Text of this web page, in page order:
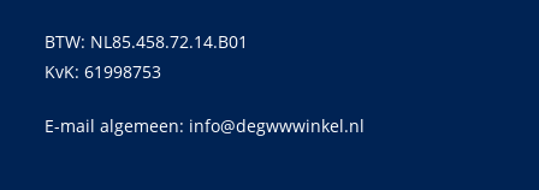
BTW: NL85.458.72.14.B01
KvK: 61998753
E-mail algemeen: info@degwwwinkel.nl